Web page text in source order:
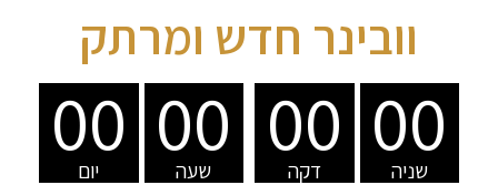
וובינר חדש ומרתק
00
יום 00
שעה 00
דקה 00
שניה